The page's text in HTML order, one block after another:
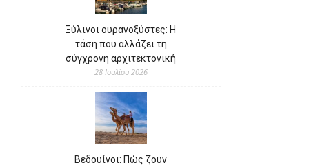
Ξύλινοι ουρανοξύστες: Η
τάση που αλλάζει τη
σύγχρονη αρχιτεκτονική
28 Ιουλίου 2026
Βεδουίνοι: Πώς ζουν